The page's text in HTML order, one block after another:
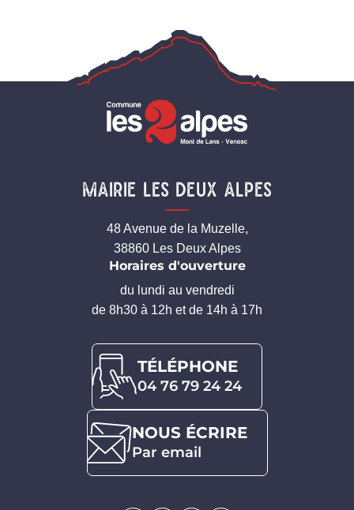
Mairie Les Deux Alpes
48 Avenue de la Muzelle,
38860 Les Deux Alpes
Horaires d'ouverture
du lundi au vendredi
de 8h30 à 12h et de 14h à 17h
TÉLÉPHONE
04 76 79 24 24
NOUS ÉCRIRE
Par email